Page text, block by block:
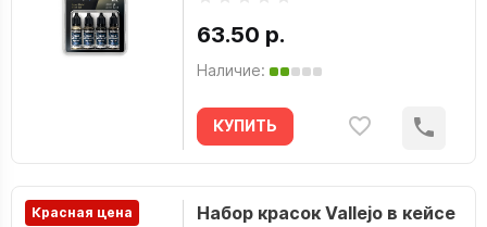
63.50 р.
Наличие:
КУПИТЬ
Красная цена
Набор красок Vallejo в кейсе